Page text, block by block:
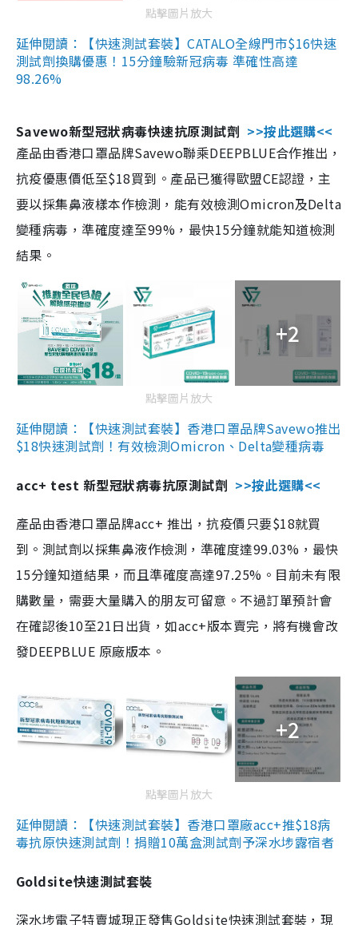
點擊圖片放大
延伸閱讀：【快速測試套裝】CATALO全線門市$16快速
測試劑換購優惠！15分鐘驗新冠病毒 準確性高達
98.26%
Savewo新型冠狀病毒快速抗原測試劑 >>按此選購<<
產品由香港口罩品牌Savewo聯乘DEEPBLUE合作推出，
抗疫優惠價低至$18買到。產品已獲得歐盟CE認證，主
要以採集鼻液樣本作檢測，能有效檢測Omicron及Delta
變種病毒，準確度達至99%，最快15分鐘就能知道檢測
結果。
+2
點擊圖片放大
延伸閱讀：【快速測試套裝】香港口罩品牌Savewo推出
$18快速測試劑！有效檢測Omicron、Delta變種病毒
acc+ test 新型冠狀病毒抗原測試劑 >>按此選購<<
產品由香港口罩品牌acc+ 推出，抗疫價只要$18就買
到。測試劑以採集鼻液作檢測，準確度達99.03%，最快
15分鐘知道結果，而且準確度高達97.25%。目前未有限
購數量，需要大量購入的朋友可留意。不過訂單預計會
在確認後10至21日出貨，如acc+版本賣完，將有機會改
發DEEPBLUE 原廠版本。
+2
點擊圖片放大
延伸閱讀：【快速測試套裝】香港口罩廠acc+推$18病
毒抗原快速測試劑！捐贈10萬盒測試劑予深水埗露宿者
Goldsite快速測試套裝
深水埗電子特賣城現正發售Goldsite快速測試套裝，現